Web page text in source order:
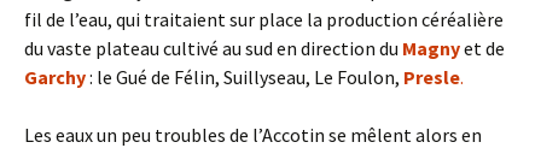
fil de l’eau, qui traitaient sur place la production céréalière
du vaste plateau cultivé au sud en direction du Magnyet de
Garchy: le Gué de Félin, Suillyseau, Le Foulon, Presle.
Les eaux un peu troubles de l’Accotin se mêlent alors en